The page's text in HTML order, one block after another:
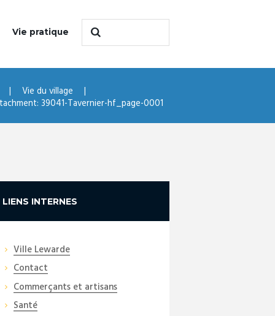
Vie pratique
Vie du village
39041-Tavernier-hf_page-0001
LIENS INTERNES
Ville Lewarde
Contact
Commerçants et artisans
Santé